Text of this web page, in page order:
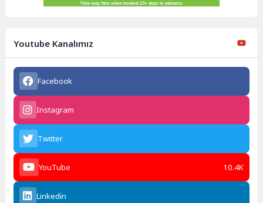
Youtube Kanalımız
Facebook
Instagram
Twitter
YouTube 10.4K
Linkedin